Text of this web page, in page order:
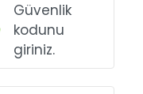
Güvenlik
kodunu
giriniz.